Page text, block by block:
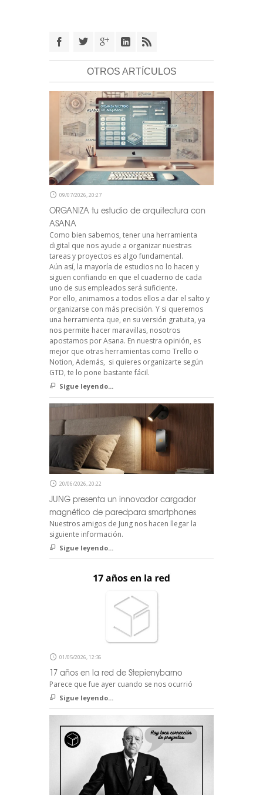
OTROS ARTÍCULOS
09/07/2026, 20:27
ORGANIZA tu estudio de arquitectura con
ASANA
Como bien sabemos, tener una herramienta
digital que nos ayude a organizar nuestras
tareas y proyectos es algo fundamental.
Aún así, la mayoría de estudios no lo hacen y
siguen confiando en que el cuaderno de cada
uno de sus empleados será suficiente.
Por ello, animamos a todos ellos a dar el salto y
organizarse con más precisión. Y si queremos
una herramienta que, en su versión gratuita, ya
nos permite hacer maravillas, nosotros
apostamos por Asana. En nuestra opinión, es
mejor que otras herramientas como Trello o
Notion, Además, si quieres organizarte según
GTD, te lo pone bastante fácil.
Sigue leyendo...
20/06/2026, 20:22
JUNG presenta un innovador cargador
magnético de paredpara smartphones
Nuestros amigos de Jung nos hacen llegar la
siguiente información.
Sigue leyendo...
01/05/2026, 12:36
17 años en la red de Stepienybarno
Parece que fue ayer cuando se nos ocurrió
Sigue leyendo...